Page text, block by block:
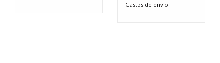
Gastos de envío